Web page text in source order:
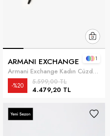
ARMANI EXCHANGE
Armani Exchange Kadın Cüzdan Siyah
4.479,20 TL
5.599,00 TL
%20
1